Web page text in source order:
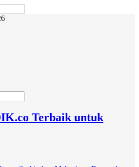
Terbaik untuk